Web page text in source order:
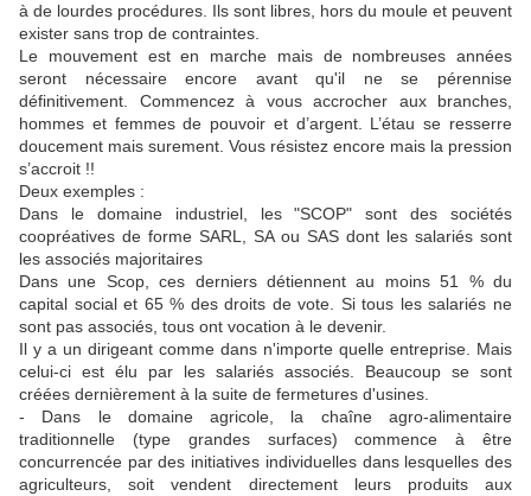
à de lourdes procédures. Ils sont libres, hors du moule et peuvent
exister sans trop de contraintes.
Le mouvement est en marche mais de nombreuses années
seront nécessaire encore avant qu'il ne se pérennise
définitivement. Commencez à vous accrocher aux branches,
hommes et femmes de pouvoir et d’argent. L’étau se resserre
doucement mais surement. Vous résistez encore mais la pression
s’accroit !!
Deux exemples :
Dans le domaine industriel, les "SCOP" sont des sociétés
coopréatives de forme SARL, SA ou SAS dont les salariés sont
les associés majoritaires
Dans une Scop, ces derniers détiennent au moins 51 % du
capital social et 65 % des droits de vote. Si tous les salariés ne
sont pas associés, tous ont vocation à le devenir.
Il y a un dirigeant comme dans n'importe quelle entreprise. Mais
celui-ci est élu par les salariés associés. Beaucoup se sont
créées dernièrement à la suite de fermetures d'usines.
- Dans le domaine agricole, la chaîne agro-alimentaire
traditionnelle (type grandes surfaces) commence à être
concurrencée par des initiatives individuelles dans lesquelles des
agriculteurs, soit vendent directement leurs produits aux